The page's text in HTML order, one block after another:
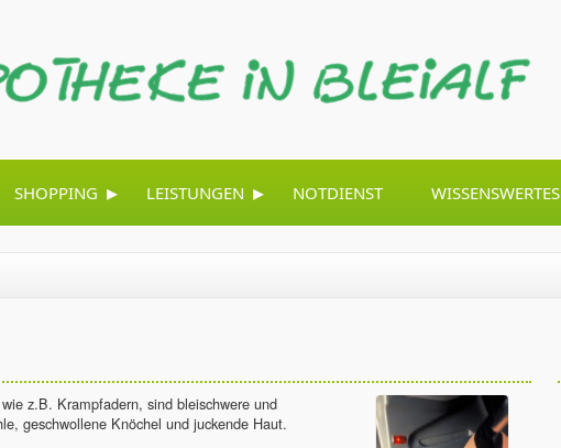
SHOPPING ▸ LEISTUNGEN ▸ NOTDIENST WISSENSWERTES
z.B. Krampfadern, sind bleischwere und
geschwollene Knöchel und juckende Haut.